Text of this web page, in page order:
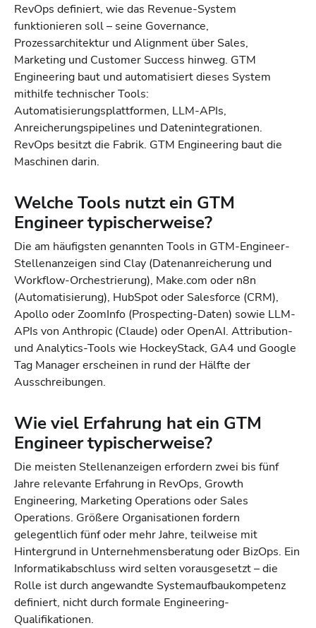
RevOps definiert, wie das Revenue-System
funktionieren soll – seine Governance,
Prozessarchitektur und Alignment über Sales,
Marketing und Customer Success hinweg. GTM
Engineering baut und automatisiert dieses System
mithilfe technischer Tools:
Automatisierungsplattformen, LLM-APIs,
Anreicherungspipelines und Datenintegrationen.
RevOps besitzt die Fabrik. GTM Engineering baut die
Maschinen darin.
Welche Tools nutzt ein GTM
Engineer typischerweise?
Die am häufigsten genannten Tools in GTM-Engineer-
Stellenanzeigen sind Clay (Datenanreicherung und
Workflow-Orchestrierung), Make.com oder n8n
(Automatisierung), HubSpot oder Salesforce (CRM),
Apollo oder ZoomInfo (Prospecting-Daten) sowie LLM-
APIs von Anthropic (Claude) oder OpenAI. Attribution-
und Analytics-Tools wie HockeyStack, GA4 und Google
Tag Manager erscheinen in rund der Hälfte der
Ausschreibungen.
Wie viel Erfahrung hat ein GTM
Engineer typischerweise?
Die meisten Stellenanzeigen erfordern zwei bis fünf
Jahre relevante Erfahrung in RevOps, Growth
Engineering, Marketing Operations oder Sales
Operations. Größere Organisationen fordern
gelegentlich fünf oder mehr Jahre, teilweise mit
Hintergrund in Unternehmensberatung oder BizOps. Ein
Informatikabschluss wird selten vorausgesetzt – die
Rolle ist durch angewandte Systemaufbaukompetenz
definiert, nicht durch formale Engineering-
Qualifikationen.